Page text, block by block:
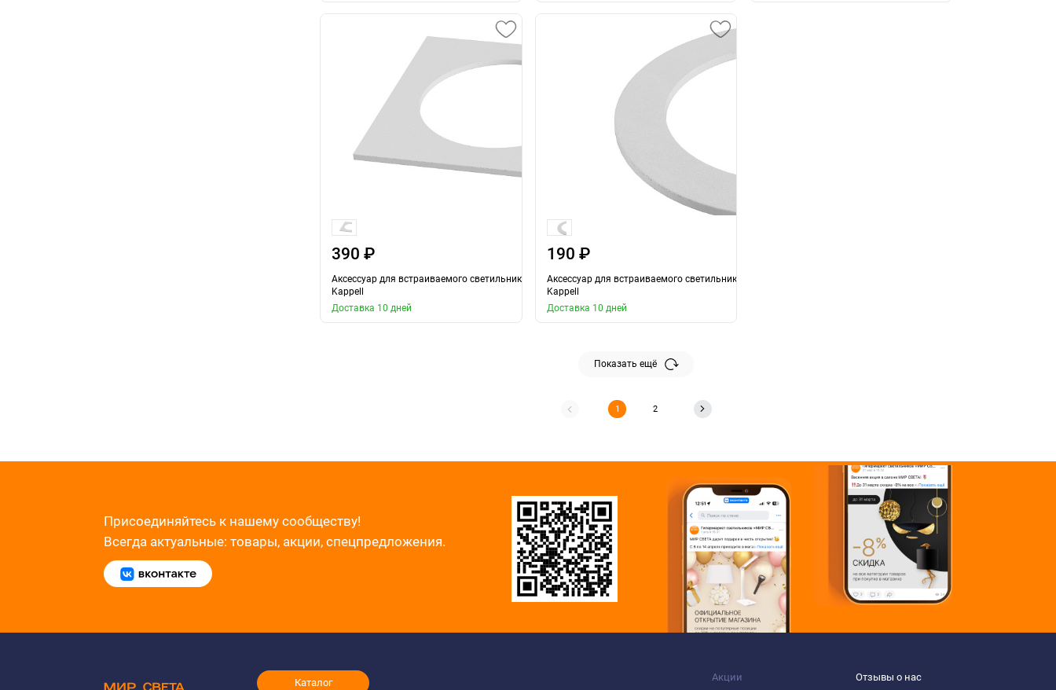
390 ₽
Аксессуар для встраиваемого светильника
Kappell
Доставка 10 дней
190 ₽
Аксессуар для встраиваемого светильника
Kappell
Доставка 10 дней
Показать ещё
1 2
Присоединяйтесь к нашему сообществу!
Всегда актуальные: товары, акции, спецпредложения.
Акции
Каталог Отзывы о нас